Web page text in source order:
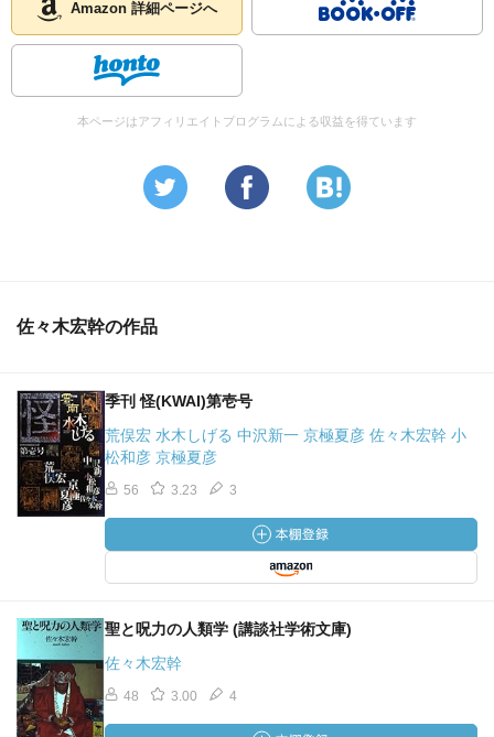
Amazon 詳細ページへ
本ページはアフィリエイトプログラムによる収益を得ています
佐々木宏幹の作品
季刊 怪(KWAI)第壱号
荒俣宏 水木しげる 中沢新一 京極夏彦 佐々木宏幹 小
松和彦 京極夏彦
56 3.23 3
聖と呪力の人類学 (講談社学術文庫)
佐々木宏幹
48 3.00 4